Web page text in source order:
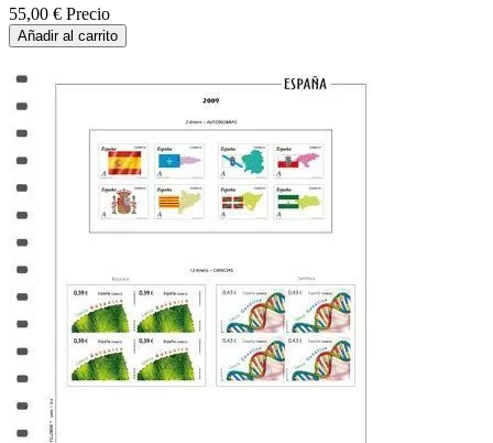
55,00 € Precio
Añadir al carrito